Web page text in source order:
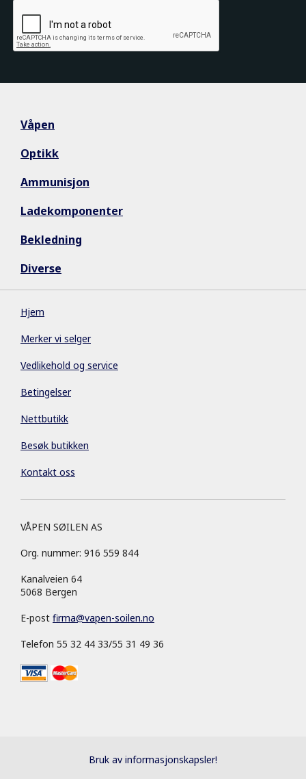
Våpen
Optikk
Ammunisjon
Ladekomponenter
Bekledning
Diverse
Hjem
Merker vi selger
Vedlikehold og service
Betingelser
Nettbutikk
Besøk butikken
Kontakt oss
VÅPEN SØILEN AS
Org. nummer: 916 559 844
Kanalveien 64
5068 Bergen
E-post firma@vapen-soilen.no
Telefon 55 32 44 33/55 31 49 36
Bruk av informasjonskapsler!